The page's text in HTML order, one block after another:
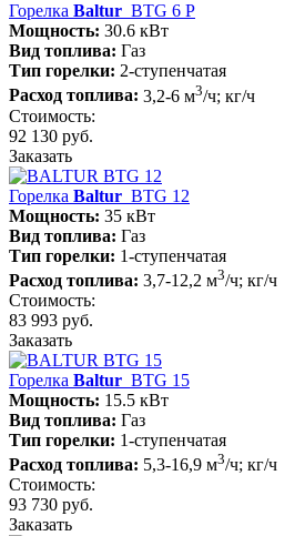
Горелка Baltur BTG 6 P
Мощность: 30.6 кВт
Вид топлива: Газ
Тип горелки: 2-ступенчатая
Расход топлива: 3,2-6 м3/ч; кг/ч
Стоимость:
92 130 руб.
Заказать
Горелка Baltur BTG 12
Мощность: 35 кВт
Вид топлива: Газ
Тип горелки: 1-ступенчатая
Расход топлива: 3,7-12,2 м3/ч; кг/ч
Стоимость:
83 993 руб.
Заказать
Горелка Baltur BTG 15
Мощность: 15.5 кВт
Вид топлива: Газ
Тип горелки: 1-ступенчатая
Расход топлива: 5,3-16,9 м3/ч; кг/ч
Стоимость:
93 730 руб.
Заказать